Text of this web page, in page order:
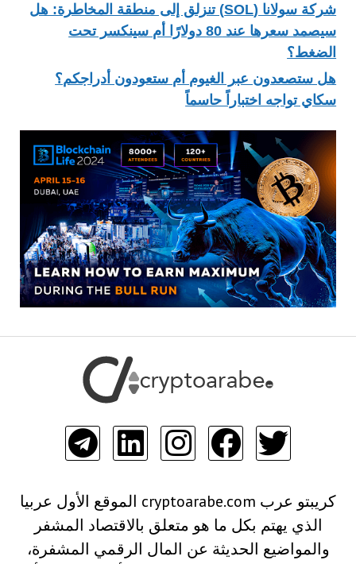
شركة سولانا (SOL) تنزلق إلى منطقة المخاطرة: هل
سيصمد سعرها عند 80 دولارًا أم سينكسر تحت
الضغط؟
هل ستصعدون عبر الغيوم أم ستعودون أدراجكم؟
سكاي تواجه اختباراً حاسماً
كريبتو عرب cryptoarabe.com الموقع الأول عربيا
الذي يهتم بكل ما هو متعلق بالاقتصاد المشفر
والمواضيع الحديثة عن المال الرقمي المشفرة،